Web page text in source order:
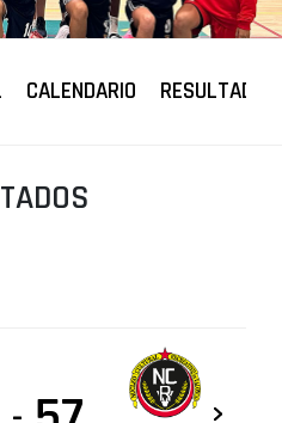
CALENDARIO RESULTADOS